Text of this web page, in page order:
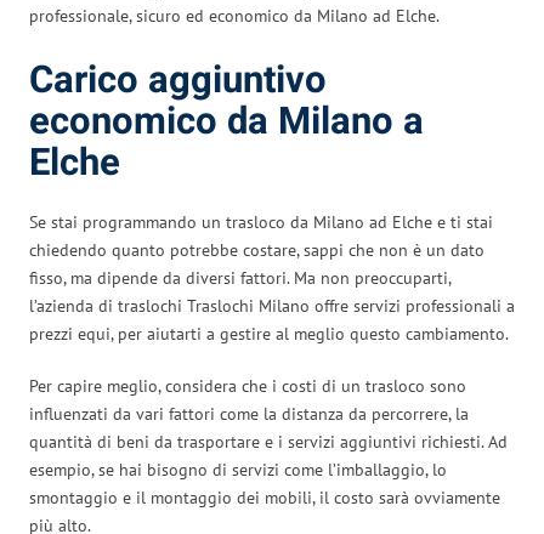
professionale, sicuro ed economico da Milano ad Elche.
Carico aggiuntivo
economico da Milano a
Elche
Se stai programmando un trasloco da Milano ad Elche e ti stai
chiedendo quanto potrebbe costare, sappi che non è un dato
fisso, ma dipende da diversi fattori. Ma non preoccuparti,
l’azienda di traslochi Traslochi Milano offre servizi professionali a
prezzi equi, per aiutarti a gestire al meglio questo cambiamento.
Per capire meglio, considera che i costi di un trasloco sono
influenzati da vari fattori come la distanza da percorrere, la
quantità di beni da trasportare e i servizi aggiuntivi richiesti. Ad
esempio, se hai bisogno di servizi come l’imballaggio, lo
smontaggio e il montaggio dei mobili, il costo sarà ovviamente
più alto.